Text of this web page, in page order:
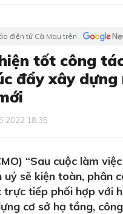
điện tử Cà Mau trên
tốt công
đẩy xây dựng
2022 18:35
“Sau cuộc làm
uỷ sẽ kiện toàn, phân
trực tiếp phối hợp với
cơ sở hạ tầng,